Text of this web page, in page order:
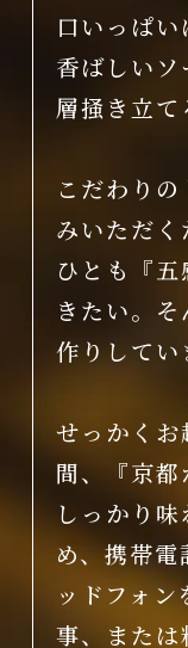
口いっぱい
香ばしい
層掻き立て
こだわり
みいただ
ひとも『
きたい。
作りしてい
せっかく
間、『京
しっかり
め、携帯
ッドフォ
事、また